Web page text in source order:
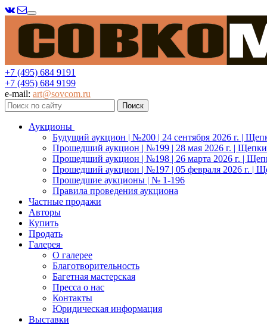
Меню
+7 (495) 684 9191
+7 (495) 684 9199
e-mail: art@sovcom.ru
Аукционы
Будущий аукцион | №200 | 24 сентября 2026 г. |
Прошедший аукцион | №199 | 28 мая 2026 г. |
Прошедший аукцион | №198 | 26 марта 2026 г. |
Прошедший аукцион | №197 | 05 февраля 2026 г. |
Прошедшие аукционы | № 1-196
Правила проведения аукциона
Частные продажи
Авторы
Купить
Продать
Галерея
О галерее
Благотворительность
Багетная мастерская
Пресса о нас
Контакты
Юридическая информация
Выставки